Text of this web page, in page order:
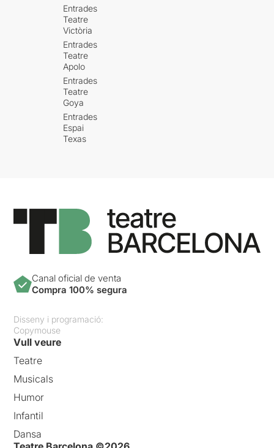
Entrades
Teatre
Victòria
Entrades
Teatre
Apolo
Entrades
Teatre
Goya
Entrades
Espai
Texas
Canal oficial de venta
Compra 100% segura
Disseny i programació:
Copymouse
Vull veure
Teatre
Musicals
Humor
Infantil
Dansa